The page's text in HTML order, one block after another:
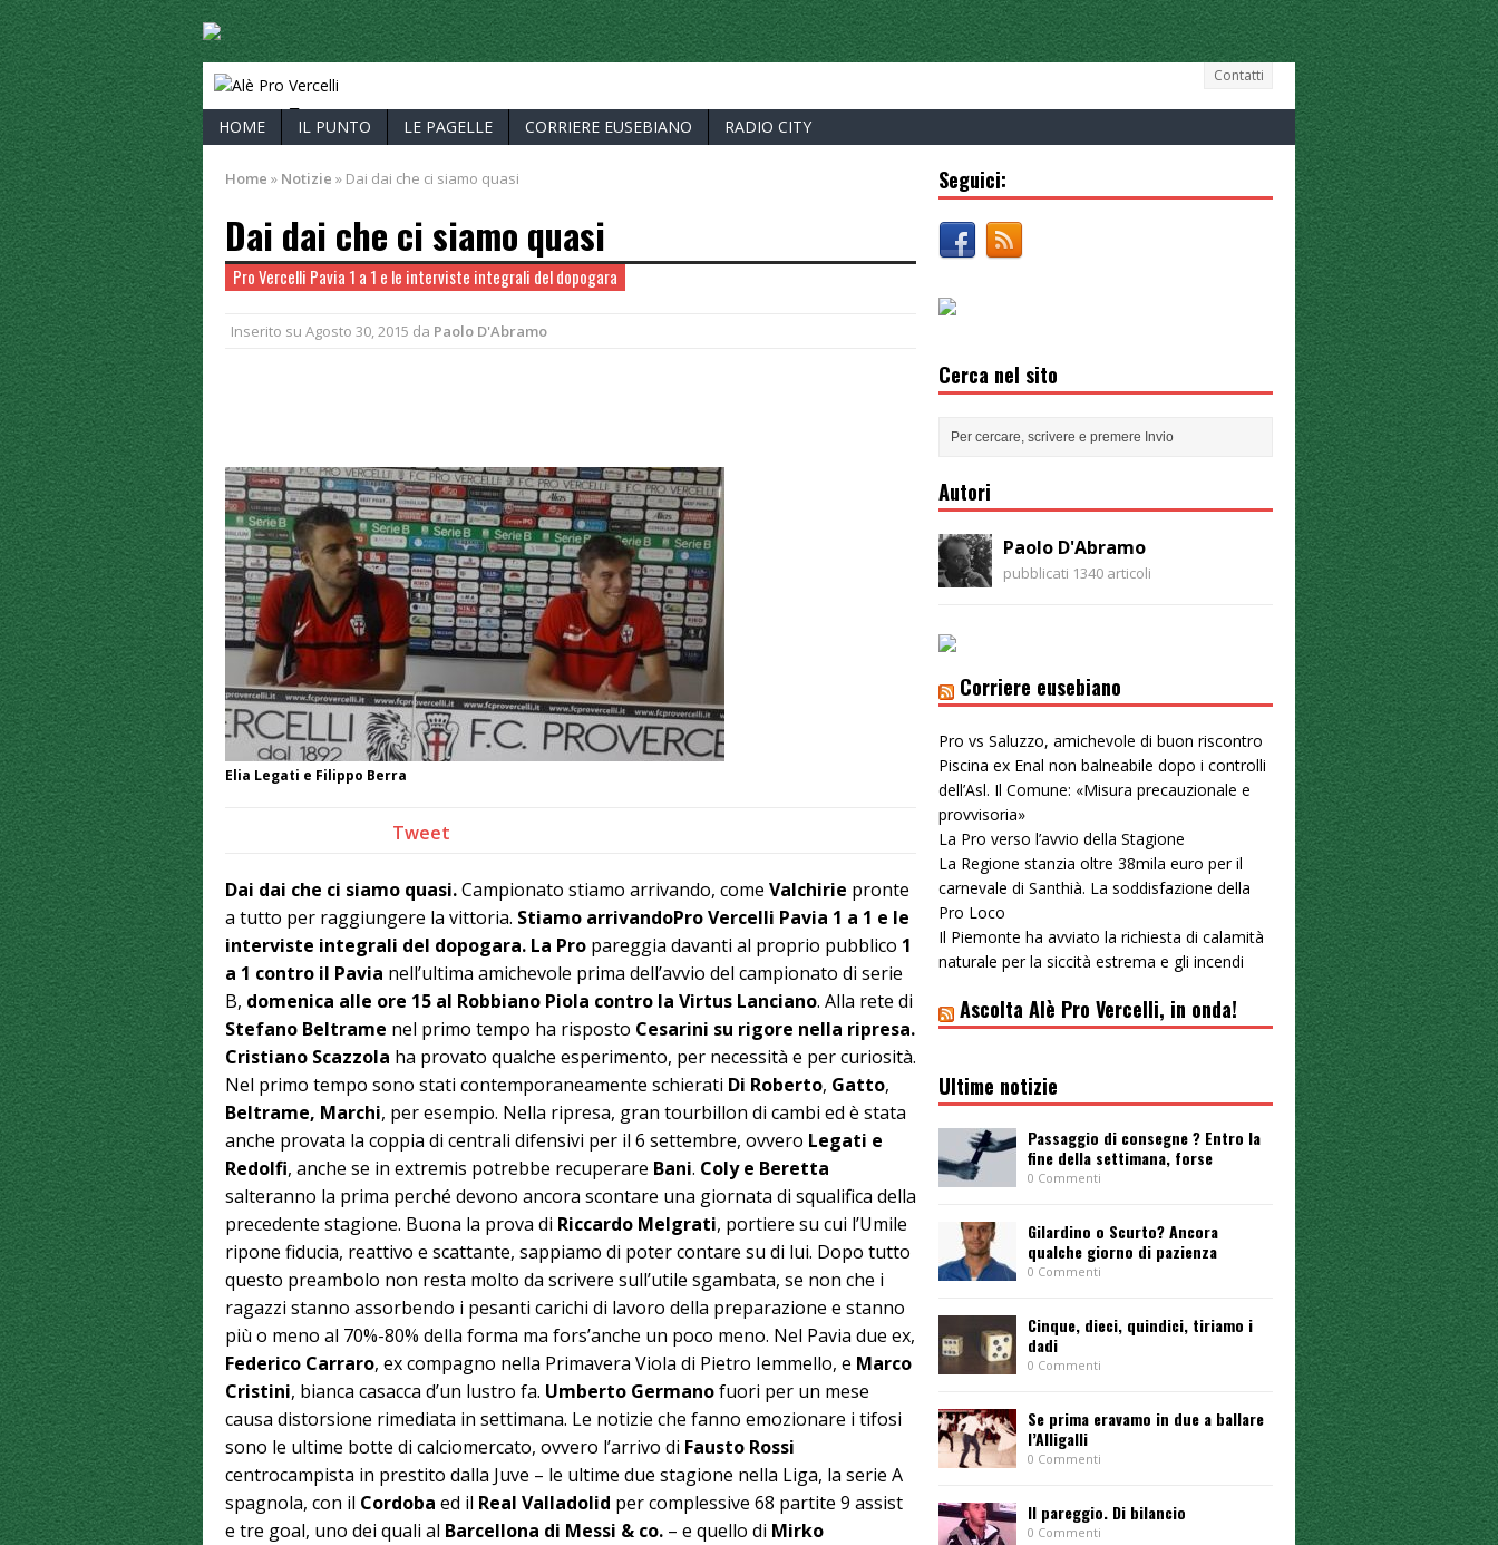
Contatti
ALÈ PRO VERCELLI
HOME IL PUNTO LE PAGELLE CORRIERE EUSEBIANO RADIO CITY
Home » Notizie » Dai dai che ci siamo quasi
Dai dai che ci siamo quasi
Pro Vercelli Pavia 1 a 1 e le interviste integrali del dopogara
Inserito su Agosto 30, 2015 da Paolo D'Abramo
Elia Legati e Filippo Berra
Tweet
Dai dai che ci siamo quasi.Campionato stiamo arrivando, come Valchirie pronte
a tutto per raggiungere la vittoria. Stiamo arrivandoPro Vercelli Pavia 1 a 1 e le
interviste integrali del dopogara. La Pro pareggia davanti al proprio pubblico 1
a 1 contro il Pavia nell’ultima amichevole prima dell’avvio del campionato di serie
B, domenica alle ore 15 al Robbiano Piola contro la Virtus Lanciano. Alla rete di
Stefano Beltrame nel primo tempo ha risposto Cesarini su rigore nella ripresa.
Cristiano Scazzola ha provato qualche esperimento, per necessità e per curiosità.
Nel primo tempo sono stati contemporaneamente schierati Di Roberto, Gatto,
Beltrame, Marchi, per esempio. Nella ripresa, gran tourbillon di cambi ed è stata
anche provata la coppia di centrali difensivi per il 6 settembre, ovvero Legati e
Redolfi, anche se in extremis potrebbe recuperare Bani. Coly e Beretta
salteranno la prima perché devono ancora scontare una giornata di squalifica della
precedente stagione. Buona la prova di Riccardo Melgrati, portiere su cui l’Umile
ripone fiducia, reattivo e scattante, sappiamo di poter contare su di lui. Dopo tutto
questo preambolo non resta molto da scrivere sull’utile sgambata, se non che i
ragazzi stanno assorbendo i pesanti carichi di lavoro della preparazione e stanno
più o meno al 70%-80% della forma ma fors’anche un poco meno. Nel Pavia due ex,
Federico Carraro, ex compagno nella Primavera Viola di Pietro Iemmello, e Marco
Cristini, bianca casacca d’un lustro fa. Umberto Germanofuori per un mese
causa distorsione rimediata in settimana. Le notizie che fanno emozionare i tifosi
sono le ultime botte di calciomercato, ovvero l’arrivo di Fausto Rossi
centrocampista in prestito dalla Juve – le ultime due stagione nella Liga, la serie A
spagnola, con il Cordoba ed il Real Valladolid per complessive 68 partite 9 assist
e tre goal, uno dei quali al Barcellona di Messi & co. – e quello di Mirko
Seguici:
Cerca nel sito
Autori
Paolo D'Abramo
pubblicati 1340 articoli
Corriere eusebiano
Pro vs Saluzzo, amichevole di buon riscontro
Piscina ex Enal non balneabile dopo i controlli
dell’Asl. Il Comune: «Misura precauzionale e
provvisoria»
La Pro verso l’avvio della Stagione
La Regione stanzia oltre 38mila euro per il
carnevale di Santhià. La soddisfazione della
Pro Loco
Il Piemonte ha avviato la richiesta di calamità
naturale per la siccità estrema e gli incendi
Ascolta Alè Pro Vercelli, in onda!
Ultime notizie
Passaggio di consegne ? Entro la
fine della settimana, forse
0 Commenti
Gilardino o Scurto? Ancora
qualche giorno di pazienza
0 Commenti
Cinque, dieci, quindici, tiriamo i
dadi
0 Commenti
Se prima eravamo in due a ballare
l’Alligalli
0 Commenti
Il pareggio. Di bilancio
0 Commenti